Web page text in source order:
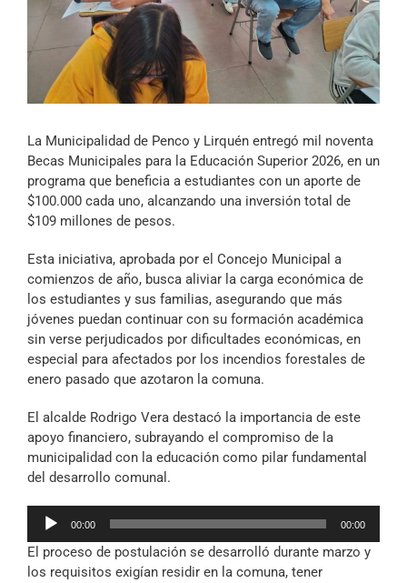
Especiales
Archivo Sonoro
La Municipalidad de Penco y Lirquén entregó mil noventa
Becas Municipales para la Educación Superior 2026, en un
programa que beneficia a estudiantes con un aporte de
$100.000 cada uno, alcanzando una inversión total de
$109 millones de pesos.
Esta iniciativa, aprobada por el Concejo Municipal a
comienzos de año, busca aliviar la carga económica de
los estudiantes y sus familias, asegurando que más
jóvenes puedan continuar con su formación académica
sin verse perjudicados por dificultades económicas, en
especial para afectados por los incendios forestales de
enero pasado que azotaron la comuna.
El alcalde Rodrigo Vera destacó la importancia de este
apoyo financiero, subrayando el compromiso de la
municipalidad con la educación como pilar fundamental
del desarrollo comunal.
Reproductor
audio
00:00 00:00
El proceso de postulación se desarrolló durante marzo y
los requisitos exigían residir en la comuna, tener